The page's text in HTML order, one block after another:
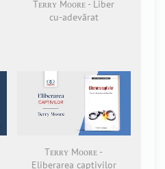
Tᴇʀʀʏ Mᴏᴏʀᴇ - Liber
cu-adevărat
Tᴇʀʀʏ Mᴏᴏʀᴇ -
Eliberarea captivilor